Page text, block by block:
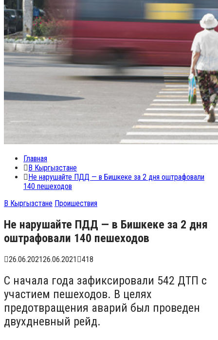
Главная
В Кыргызстане
Не нарушайте ПДД — в Бишкеке за 2 дня оштрафовали
140 пешеходов
В Кыргызстане Проишествия
Не нарушайте ПДД — в Бишкеке за 2 дня
оштрафовали 140 пешеходов
26.06.202126.06.2021 418
С начала года зафиксировали 542 ДТП с
участием пешеходов. В целях
предотвращения аварий был проведен
двухдневный рейд.